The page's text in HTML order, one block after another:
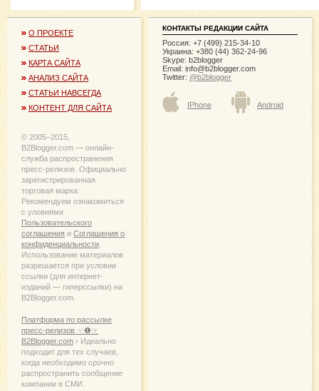
О ПРОЕКТЕ
СТАТЬИ
КАРТА САЙТА
АНАЛИЗ САЙТА
СТАТЬИ НАВСЕГДА
КОНТЕНТ ДЛЯ САЙТА
© 2005−2015,
B2Blogger.com — онлайн-
служба распространения
пресс-релизов. Официально
зарегистрированная
торговая марка.
Рекомендуем ознакомиться
с уловиями
Пользовательского
соглашения и Соглашения о
конфиденциальности
Использование материалов
разрешается при условии
ссылки (для интернет-
изданий — гиперссылки) на
B2Blogger.com.
Платформа по рассылке
пресс-релизов ☜❶☞
B2Blogger.com › Идеально
подходит для тех случаев,
когда необходимо срочно
распространить сообщение
компании в СМИ.
КОНТАКТЫ РЕДАКЦИИ САЙТА
Россия: +7 (499) 215-34-10
Украина: +380 (44) 362-24-96
Skype: b2blogger
Email: info@b2blogger.com
Twitter: @b2blogger
IPhone Android